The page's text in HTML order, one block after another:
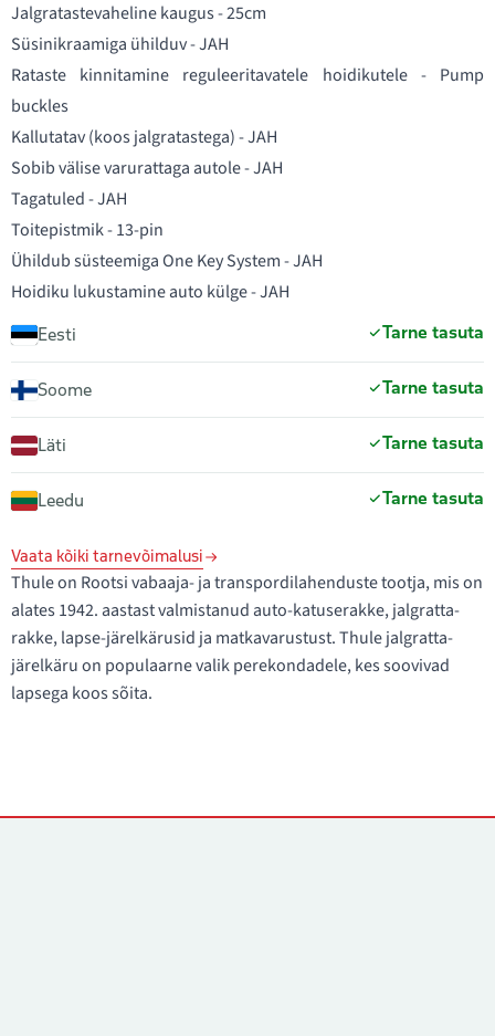
Jalgratastevaheline kaugus - 25cm
Süsinikraamiga ühilduv - JAH
Rataste kinnitamine reguleeritavatele hoidikutele - Pump
buckles
Kallutatav (koos jalgratastega) - JAH
Sobib välise varurattaga autole - JAH
Tagatuled - JAH
Toitepistmik - 13-pin
Ühildub süsteemiga One Key System - JAH
Hoidiku lukustamine auto külge - JAH
Eesti Tarne tasuta
Soome Tarne tasuta
Läti Tarne tasuta
Leedu Tarne tasuta
Vaata kõiki tarnevõimalusi
Thule on Rootsi vabaaja- ja transpordilahenduste tootja, mis on
alates 1942. aastast valmistanud auto-katuserakke, jalgratta-
rakke, lapse-järelkärusid ja matkavarustust. Thule jalgratta-
järelkäru on populaarne valik perekondadele, kes soovivad
lapsega koos sõita.